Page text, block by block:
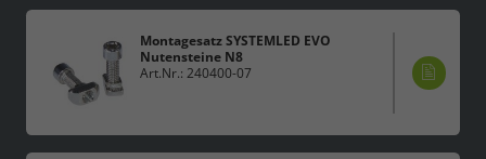
Montagesatz SYSTEMLED EVO
Nutensteine N8
Art.Nr.: 240400-07